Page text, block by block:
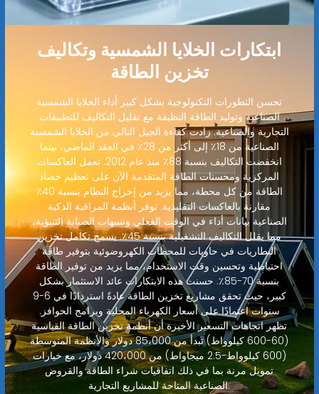
ابتكارات الخلايا الشمسية وتكاليف
تخزين الطاقة
تحسن التطورات التكنولوجية بشكل كبير أداء الخلايا الشمسية
الصناعية وتوليد الطاقة النظيفة مع تقليل التكاليف للتطبيقات
التجارية والصناعية. زادت كفاءة الجيل التالي من الخلايا الشمسية
الصناعية من 18٪ إلى أكثر من 28٪ في العقد الماضي، بينما
انخفضت التكاليف بنسبة 88٪ منذ عام 2012. تعمل العاكسات
المركزية ومحسنات الطاقة المتقدمة الآن على تعظيم حصاد
الطاقة من كل محطة، مما يزيد من إخراج النظام بنسبة 40٪
مقارنة بالعاكسات التقليدية. توفر أنظمة المراقبة الذكية
الصناعية بيانات أداء في الوقت الفعلي وتنبيهات الصيانة التنبؤية،
مما يقلل التكاليف التشغيلية بنسبة 45٪. يسمح تكامل تخزين
البطاريات في حاويات للمحطات الكهروضوئية بتوفير طاقة
احتياطية وتحسين وقت الاستخدام، مما يزيد من توفير الطاقة
بنسبة 70-85٪. حسنت هذه الابتكارات عائد الاستثمار بشكل
كبير، حيث تحقق مشاريع تخزين الطاقة عادةً استردادًا في 6-9
سنوات اعتمادًا على أسعار الكهرباء المحلية وبرامج الحوافز.
تظهر اتجاهات التسعير الأخيرة أن أنظمة تخزين الطاقة القياسية
(60-600 كيلوواط) تبدأ من 85،000 دولار والأنظمة المتوسطة
(600 كيلوواط-2.5 ميجاواط) من 420،000 دولار، مع خيارات
تمويل مرنة بما في ذلك اتفاقيات شراء الطاقة والقروض
الصناعية المتاحة للمشاريع التجارية.